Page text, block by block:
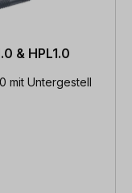
& HPL1.0
mit Untergestell